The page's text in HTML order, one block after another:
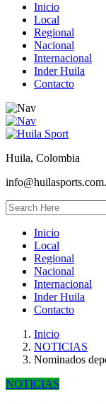
Inicio
Local
Regional
Nacional
Internacional
Inder Huila
Contacto
Huila, Colombia
Inicio
Local
Regional
Nacional
Internacional
Inder Huila
Contacto
Inicio
NOTICIAS
Nominados
NOTICIAS